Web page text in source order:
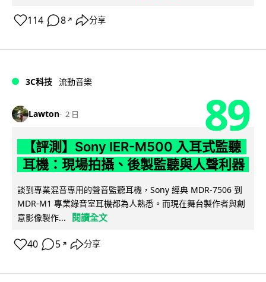
114 8 ↗ 分享
3C科技 流動音樂
Lawton 2 日 89
【評測】Sony IER-M500 入耳式監聽
耳機：現場拍攝、後製監聽與人聲利器
談到專業混音專用的聲音監聽耳機，Sony 經典 MDR-7506 到
MDR-M1 專業錄音室耳機都為人熟悉。而現在舞台製作者與創
意影像製作...
閱讀全文
40 5 ↗ 分享